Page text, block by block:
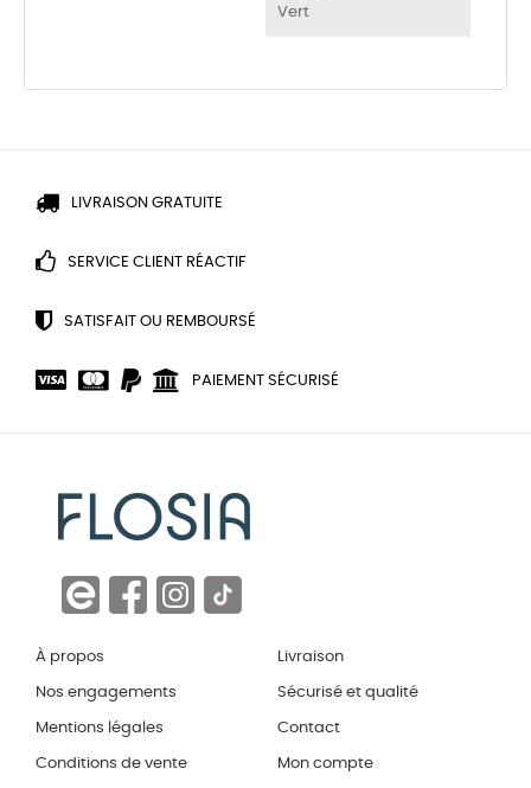
Vert
LIVRAISON GRATUITE
SERVICE CLIENT RÉACTIF
SATISFAIT OU REMBOURSÉ
PAIEMENT SÉCURISÉ
À propos
Nos engagements
Mentions légales
Conditions de vente
Livraison
Sécurisé et qualité
Contact
Mon compte